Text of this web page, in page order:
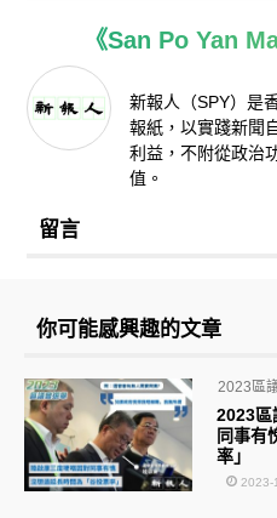
《San Po Yan
新報人（SPY）是
報紙，以實踐新聞
利益，不附從政治
值。
留言
你可能感興趣的文章
2023區
同事有
率」
2023區
2023-